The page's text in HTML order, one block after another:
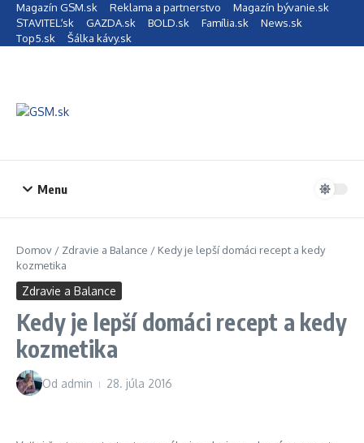
Preskočiť na obsah
Magazín GSM.sk Reklama a partnerstvo
Magazín bývanie.sk
STAVITEĽ.sk
GAZDA.sk BOLD.sk Família.sk
News.sk
Top5.sk
Šálka kávy.sk
Menu
Domov / Zdravie a Balance / Kedy je lepší domáci recept a kedy
kozmetika
Zdravie a Balance
Kedy je lepší domáci recept a kedy
kozmetika
Od admin 28. júla 2016